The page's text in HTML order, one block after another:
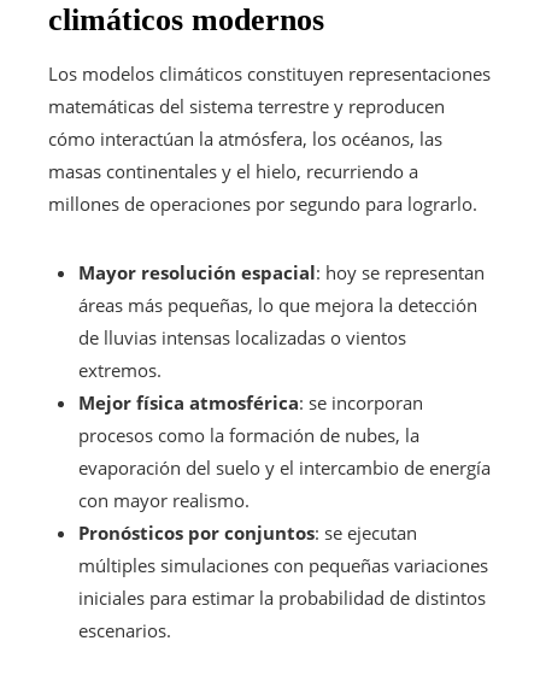
climáticos modernos
Los modelos climáticos constituyen representaciones
matemáticas del sistema terrestre y reproducen
cómo interactúan la atmósfera, los océanos, las
masas continentales y el hielo, recurriendo a
millones de operaciones por segundo para lograrlo.
Mayor resolución espacial: hoy se representan
áreas más pequeñas, lo que mejora la detección
de lluvias intensas localizadas o vientos
extremos.
Mejor física atmosférica: se incorporan
procesos como la formación de nubes, la
evaporación del suelo y el intercambio de energía
con mayor realismo.
Pronósticos por conjuntos: se ejecutan
múltiples simulaciones con pequeñas variaciones
iniciales para estimar la probabilidad de distintos
escenarios.